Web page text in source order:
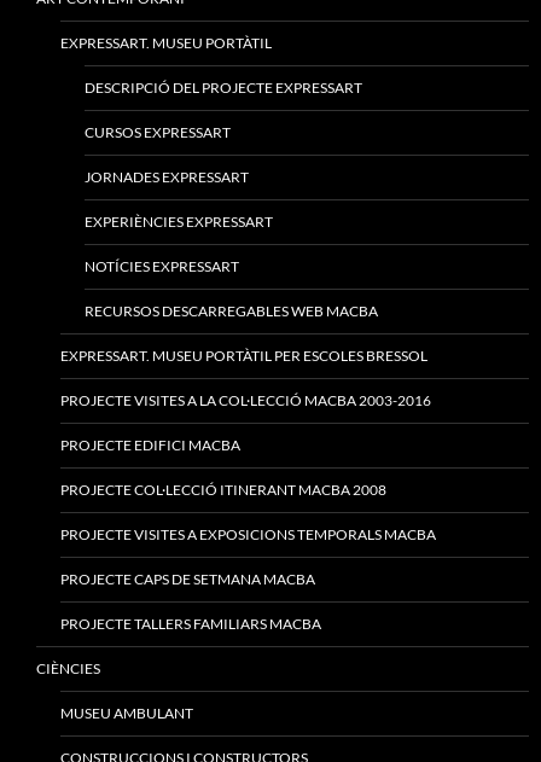
EXPRESSART. MUSEU PORTÀTIL
DESCRIPCIÓ DEL PROJECTE EXPRESSART
CURSOS EXPRESSART
JORNADES EXPRESSART
EXPERIÈNCIES EXPRESSART
NOTÍCIES EXPRESSART
RECURSOS DESCARREGABLES WEB MACBA
EXPRESSART. MUSEU PORTÀTIL PER ESCOLES BRESSOL
PROJECTE VISITES A LA COL·LECCIÓ MACBA 2003-2016
PROJECTE EDIFICI MACBA
PROJECTE COL·LECCIÓ ITINERANT MACBA 2008
PROJECTE VISITES A EXPOSICIONS TEMPORALS MACBA
PROJECTE CAPS DE SETMANA MACBA
PROJECTE TALLERS FAMILIARS MACBA
CIÈNCIES
MUSEU AMBULANT
CONSTRUCCIONS I CONSTRUCTORS